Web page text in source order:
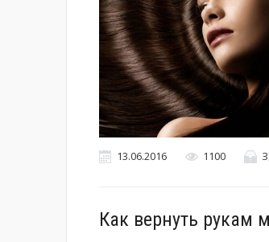
13.06.2016 1100
Как вернуть рукам